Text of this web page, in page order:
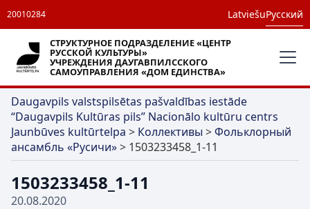
20010284 LatviešuРусский
СТРУКТУРНОЕ ПОДРАЗДЕЛЕНИЕ «ЦЕНТР
РУССКОЙ КУЛЬТУРЫ»
УЧРЕЖДЕНИЯ ДАУГАВПИЛССКОГО
САМОУПРАВЛЕНИЯ «ДОМ ЕДИНСТВА»
Daugavpils valstspilsētas pašvaldības iestāde
“Daugavpils Kultūras pils” Nacionālo kultūru centrs
Jaunbūves kultūrtelpa > Коллективы >Фольклорный
ансамбль «Русичи»> 1503233458_1-11
1503233458_1-11
20.08.2020